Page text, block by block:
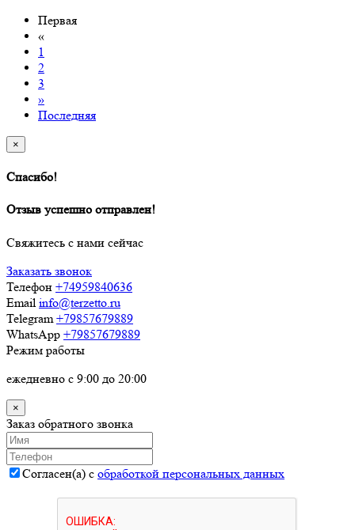
Первая
«
1
2
3
»
Последняя
×
Спасибо!
Отзыв успешно отправлен!
Свяжитесь с нами сейчас
Заказать звонок
Телефон +74959840636
Email info@terzetto.ru
Telegram +79857679889
WhatsApp +79857679889
Режим работы
ежедневно с 9:00 до 20:00
×
Заказ обратного звонка
Согласен(а) с обработкой персональных данных